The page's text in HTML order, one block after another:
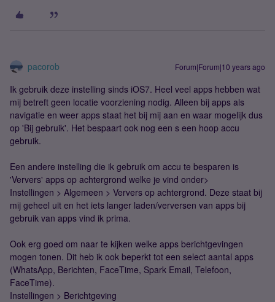
pacorob Forum|Forum|10 years ago
Ik gebruik deze instelling sinds iOS7. Heel veel apps hebben wat
mij betreft geen locatie voorziening nodig. Alleen bij apps als
navigatie en weer apps staat het bij mij aan en waar mogelijk dus
op 'Bij gebruik'. Het bespaart ook nog een s een hoop accu
gebruik.
Een andere instelling die ik gebruik om accu te besparen is
'Ververs' apps op achtergrond welke je vind onder>
Instellingen > Algemeen > Ververs op achtergrond. Deze staat bij
mij geheel uit en het iets langer laden/verversen van apps bij
gebruik van apps vind ik prima.
Ook erg goed om naar te kijken welke apps berichtgevingen
mogen tonen. Dit heb ik ook beperkt tot een select aantal apps
(WhatsApp, Berichten, FaceTime, Spark Email, Telefoon,
FaceTime).
Instellingen > Berichtgeving